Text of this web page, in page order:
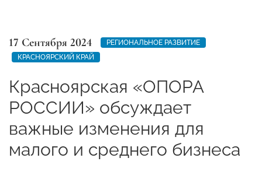
17 Сентября 2024
РЕГИОНАЛЬНОЕ РАЗВИТИЕ
КРАСНОЯРСКИЙ КРАЙ
Красноярская «ОПОРА
РОССИИ» обсуждает
важные изменения для
малого и среднего бизнеса